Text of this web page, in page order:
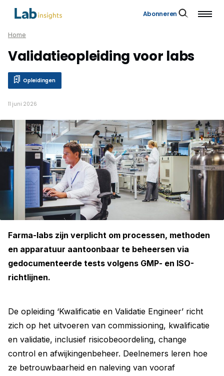
Abonneren
Home
Validatieopleiding voor labs
Opleidingen
11 juni 2026
Farma-labs zijn verplicht om processen, methoden
en apparatuur aantoonbaar te beheersen via
gedocumenteerde tests volgens GMP- en ISO-
richtlijnen.
De opleiding ‘Kwalificatie en Validatie Engineer’ richt
zich op het uitvoeren van commissioning, kwalificatie
en validatie, inclusief risicobeoordeling, change
control en afwijkingenbeheer. Deelnemers leren hoe
ze betrouwbaarheid en naleving van vooraf